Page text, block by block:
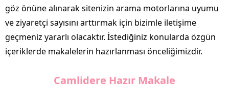
göz önüne alınarak sitenizin arama motorlarına uyumu
ve ziyaretçi sayısını arttırmak için bizimle iletişime
geçmeniz yararlı olacaktır. İstediğiniz konularda özgün
içeriklerde makalelerin hazırlanması önceliğimizdir.
Camlidere Hazır Makale